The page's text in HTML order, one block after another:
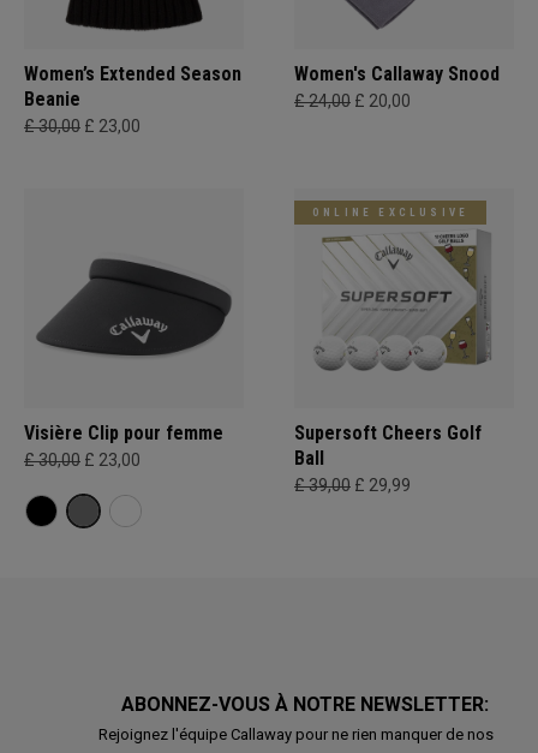
Women’s Extended Season
Beanie
£ 30,00 £ 23,00
Women's Callaway Snood
£ 24,00 £ 20,00
Visière Clip pour femme
£ 30,00 £ 23,00
ONLINE EXCLUSIVE
Supersoft Cheers Golf
Ball
£ 39,00 £ 29,99
ABONNEZ-VOUS À NOTRE NEWSLETTER:
Rejoignez l'équipe Callaway pour ne rien manquer de nos